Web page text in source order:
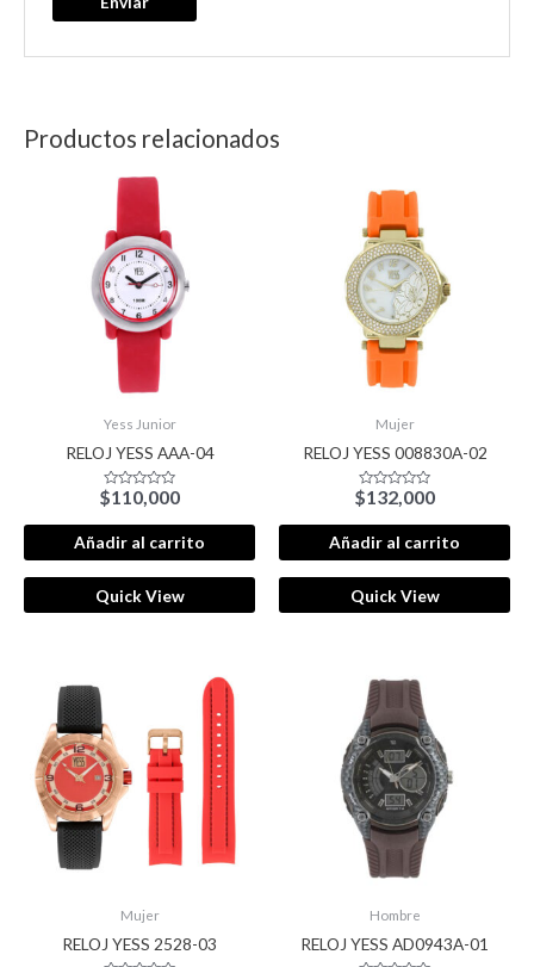
Productos relacionados
Yess Junior
RELOJ YESS AAA-04
Valorado
con
0
de
5
$110,000
Añadir al carrito
Quick View
Mujer
RELOJ YESS 008830A-02
Valorado
con
0
de
5
$132,000
Añadir al carrito
Quick View
Mujer
RELOJ YESS 2528-03
Hombre
RELOJ YESS AD0943A-01